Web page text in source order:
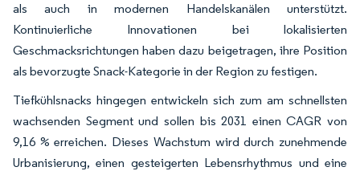
als auch in modernen Handelskanälen unterstützt.
Kontinuierliche Innovationen bei lokalisierten
Geschmacksrichtungen haben dazu beigetragen, ihre Position
als bevorzugte Snack-Kategorie in der Region zu festigen.
Tiefkühlsnacks hingegen entwickeln sich zum am schnellsten
wachsenden Segment und sollen bis 2031 einen CAGR von
9,16 % erreichen. Dieses Wachstum wird durch zunehmende
Urbanisierung, einen gesteigerten Lebensrhythmus und eine